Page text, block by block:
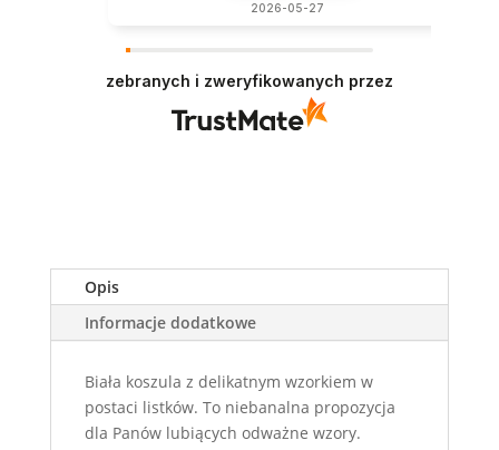
2026-05-27
zebranych i zweryfikowanych przez
Opis
Informacje dodatkowe
Biała koszula z delikatnym wzorkiem w
postaci listków. To niebanalna propozycja
dla Panów lubiących odważne wzory.